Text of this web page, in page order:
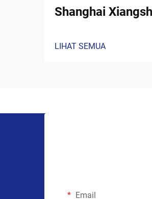
Shanghai
LIHAT SEMUA
Email